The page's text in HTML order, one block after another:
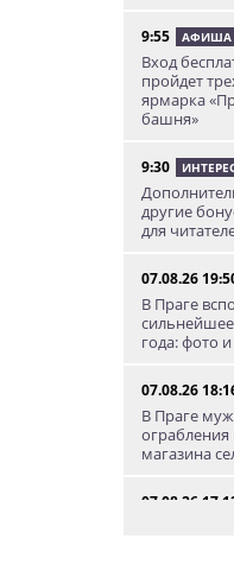
9:55 АФИША
Вход
пройдет
ярмарка
башня»
9:30
другие
для
07.08.26
В Праге
года: фото
07.08.26
В Праге
магазина
07.08.26